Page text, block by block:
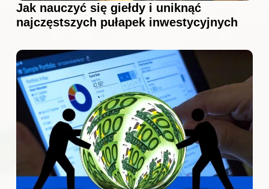
Jak nauczyć się giełdy i uniknąć
najczęstszych pułapek inwestycyjnych